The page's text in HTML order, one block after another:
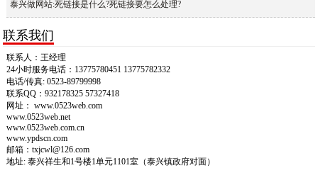
泰兴做网站:死链接是什么?死链接要怎么处理?
联系我们
联系人：王经理
24小时服务电话：13775780451 13775782332
电话/传真: 0523-89799998
联系QQ：932178325 57327418
网址： www.0523web.com
www.0523web.net
www.0523web.com.cn
www.ypdscn.com
邮箱：txjcwl@126.com
地址: 泰兴祥生和1号楼1单元1101室（泰兴镇政府对面）